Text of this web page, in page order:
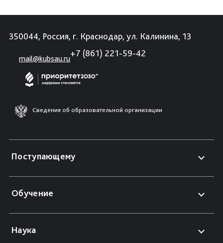
350044, Россия, г. Краснодар, ул. Калинина, 13
mail@kubsau.ru
+7 (861) 221-59-42
Сведения об образовательной организации
Поступающему
Обучение
Наука